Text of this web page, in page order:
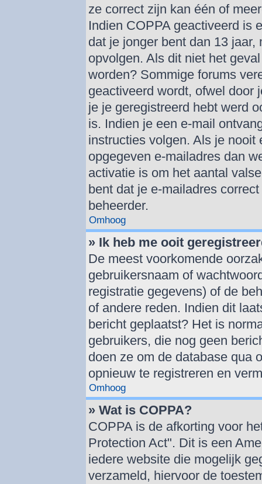
ze correct zijn kan één of
Indien COPPA geactiveerd is
dat je jonger bent dan 13
opvolgen. Als dit niet het
worden? Sommige forums
geactiveerd wordt, ofwel door
je je geregistreerd hebt werd
is. Indien je een e-mail
instructies volgen. Als je
opgegeven e-mailadres dan
activatie is om het aantal
bent dat je e-mailadres
beheerder.
Omhoog
» Ik heb me ooit
De meest voorkomende
gebruikersnaam of
registratie gegevens) of de
of andere reden. Indien dit
bericht geplaatst? Het is
gebruikers, die nog geen
doen ze om de database qua
opnieuw te registreren en
Omhoog
» Wat is COPPA?
COPPA is de afkorting voor
Protection Act". Dit is een
iedere website die mogelijk
verzameld, hiervoor de